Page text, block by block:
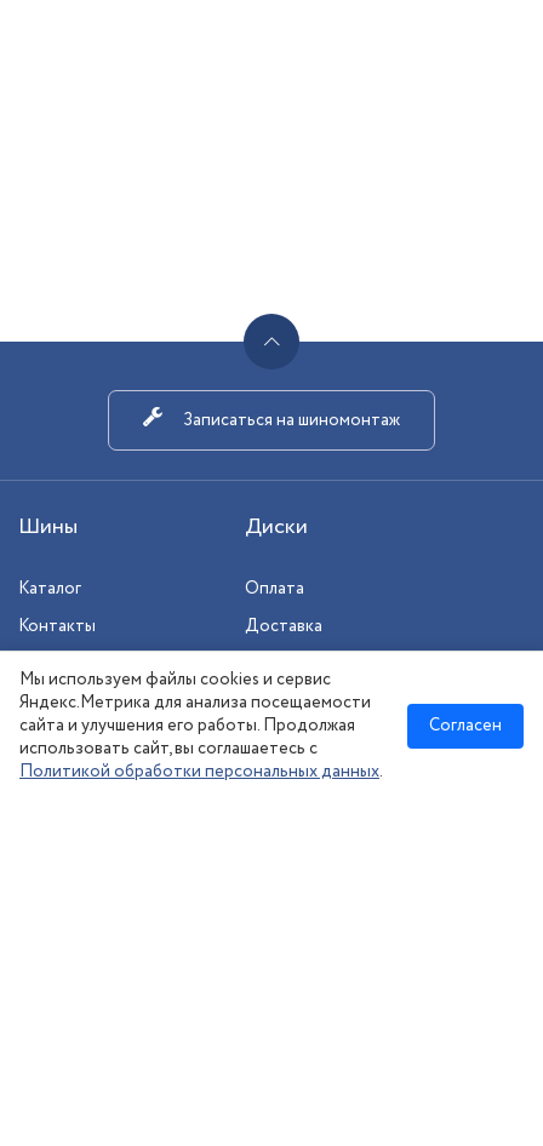
Шины Диски
Каталог
Контакты
Оплата
Доставка
Сезонное хранение
Записаться на шиномонтаж
Новосибирск:
Мы используем файлы cookies и сервис
Яндекс.Метрика для анализа посещаемости
сайта и улучшения его работы. Продолжая
использовать сайт, вы соглашаетесь с
Политикой обработки персональных данных.
Согласен